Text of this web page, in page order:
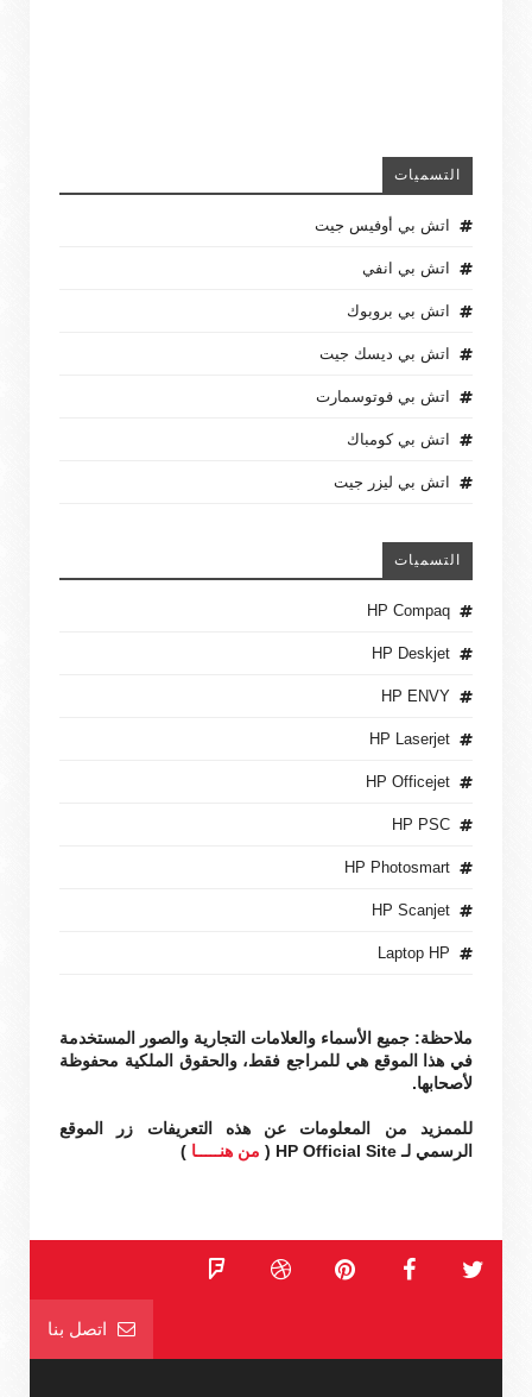
التسميات
اتش بي أوفيس جيت
اتش بي انفي
اتش بي بروبوك
اتش بي ديسك جيت
اتش بي فوتوسمارت
اتش بي كومباك
اتش بي ليزر جيت
التسميات
HP Compaq
HP Deskjet
HP ENVY
HP Laserjet
HP Officejet
HP PSC
HP Photosmart
HP Scanjet
Laptop HP
ملاحظة: جميع الأسماء والعلامات التجارية والصور المستخدمة
في هذا الموقع هي للمراجع فقط، والحقوق الملكية محفوظة
لأصحابها.
للممزيد من المعلومات عن هذه التعريفات زر الموقع
الرسمي لـ HP Official Site (
من هنـــــا )
اتصل بنا